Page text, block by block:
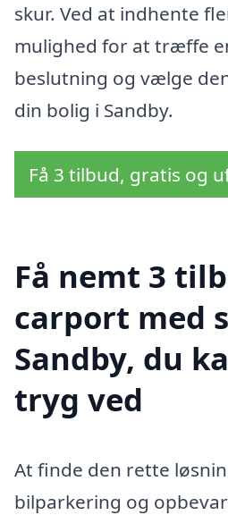
skur. Ved at indhente
mulighed for at træffe
beslutning og vælge
din bolig i Sandby.
Få 3 tilbud, gratis og
Få nemt 3
carport med
Sandby, du
tryg ved
At finde den rette
bilparkering og